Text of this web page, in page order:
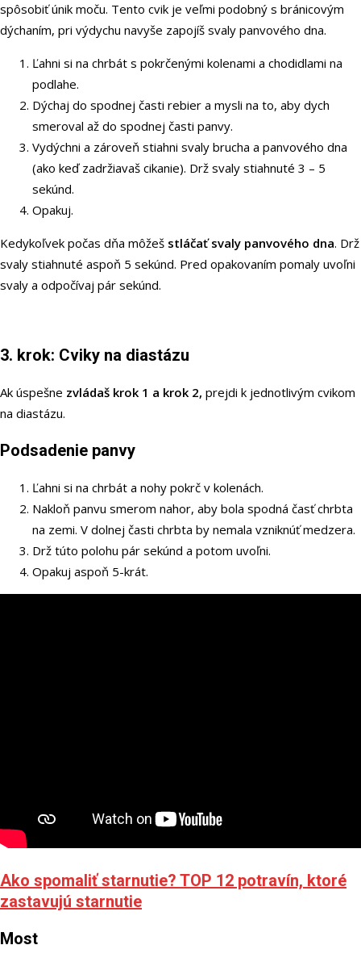
spôsobiť únik moču. Tento cvik je veľmi podobný s bránicovým
dýchaním, pri výdychu navyše zapojíš svaly panvového dna.
Ľahni si na chrbát s pokrčenými kolenami a chodidlami na
podlahe.
Dýchaj do spodnej časti rebier a mysli na to, aby dych
smeroval až do spodnej časti panvy.
Vydýchni a zároveň stiahni svaly brucha a panvového dna
(ako keď zadržiavaš cikanie). Drž svaly stiahnuté 3 – 5
sekúnd.
Opakuj.
Kedykoľvek počas dňa môžeš stláčať svaly panvového dna. Drž
svaly stiahnuté aspoň 5 sekúnd. Pred opakovaním pomaly uvoľni
svaly a odpočívaj pár sekúnd.
3. krok: Cviky na diastázu
Ak úspešne zvládaš krok 1 a krok 2, prejdi k jednotlivým cvikom
na diastázu.
Podsadenie panvy
Ľahni si na chrbát a nohy pokrč v kolenách.
Nakloň panvu smerom nahor, aby bola spodná časť chrbta
na zemi. V dolnej časti chrbta by nemala vzniknúť medzera.
Drž túto polohu pár sekúnd a potom uvoľni.
Opakuj aspoň 5-krát.
Ako spomaliť starnutie? TOP 12 potravín, ktoré
zastavujú starnutie
Most